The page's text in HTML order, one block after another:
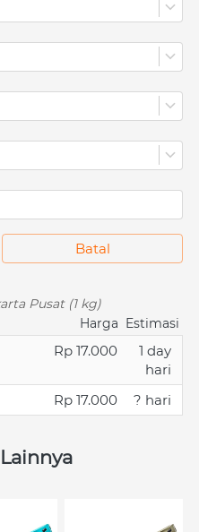
`
Batal
Pusat (1 kg)
Harga Estimasi
Rp 17.000
1 day
hari
Rp 17.000 ? hari